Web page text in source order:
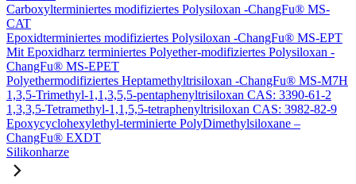
Carboxylterminiertes modifiziertes Polysiloxan -ChangFu® MS-
CAT
Epoxidterminiertes modifiziertes Polysiloxan -ChangFu® MS-EPT
Mit Epoxidharz terminiertes Polyether-modifiziertes Polysiloxan -
ChangFu® MS-EPET
Polyethermodifiziertes Heptamethyltrisiloxan -ChangFu® MS-M7H
1,3,5-Trimethyl-1,1,3,5,5-pentaphenyltrisiloxan CAS: 3390-61-2
1,3,3,5-Tetramethyl-1,1,5,5-tetraphenyltrisiloxan CAS: 3982-82-9
Epoxycyclohexylethyl-terminierte PolyDimethylsiloxane –
ChangFu® EXDT
Silikonharze